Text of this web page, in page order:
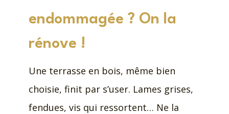
endommagée ? On la
rénove !
Une terrasse en bois, même bien
choisie, finit par s’user. Lames grises,
fendues, vis qui ressortent… Ne la